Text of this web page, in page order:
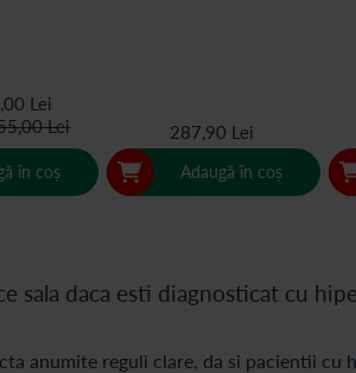
Lei
Lei
în coș
287,90 Lei
Adaugă în coș
sala daca esti diagnosticat cu
anumite reguli clare, da si pacientii